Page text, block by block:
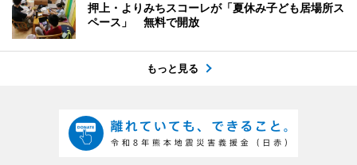
押上・よりみちスコーレが「夏休み子ども居場所ス
ペース」 無料で開放
もっと見る